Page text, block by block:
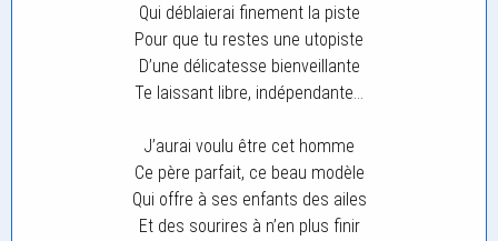
Qui déblaierai finement la piste
Pour que tu restes une utopiste
D’une délicatesse bienveillante
Te laissant libre, indépendante…
J’aurai voulu être cet homme
Ce père parfait, ce beau modèle
Qui offre à ses enfants des ailes
Et des sourires à n’en plus finir